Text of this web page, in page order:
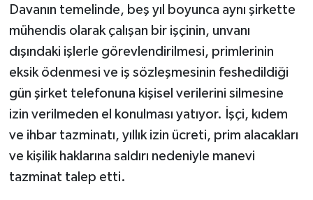
Davanın temelinde, beş yıl boyunca aynı şirkette
mühendis olarak çalışan bir işçinin, unvanı
dışındaki işlerle görevlendirilmesi, primlerinin
eksik ödenmesi ve iş sözleşmesinin feshedildiği
gün şirket telefonuna kişisel verilerini silmesine
izin verilmeden el konulması yatıyor. İşçi, kıdem
ve ihbar tazminatı, yıllık izin ücreti, prim alacakları
ve kişilik haklarına saldırı nedeniyle manevi
tazminat talep etti.